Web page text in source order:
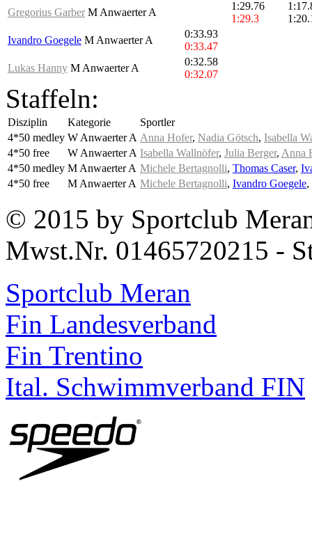
Gregorius Garber M Anwaerter A
1:29.76
1:29.3
Ivandro Goegele M Anwaerter A
0:33.93
0:33.47
Lukas Hanny M Anwaerter A
0:32.58
0:32.07
Staffeln:
Disziplin Kategorie
Sportler
4*50 medley W Anwaerter A Anna Hofer, Nadia Götsch, Isabella
4*50 free
W Anwaerter A Isabella Wallnöfer, Julia Berger, Anna
4*50 medley M Anwaerter A Michele Bertagnolli, Thomas Caser,
4*50 free
M Anwaerter A Michele Bertagnolli, Ivandro Goegele,
© 2015 by Sportclub
Mwst.Nr. 01465720215 -
Sportclub Meran
Fin Landesverband
Fin Trentino
Ital. Schwimmverband FIN